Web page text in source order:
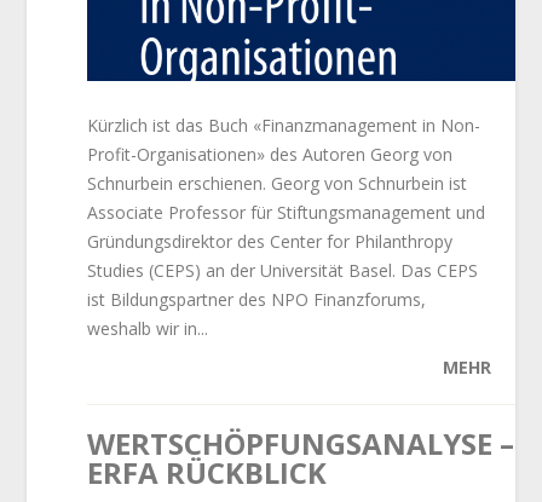
Kürzlich ist das Buch «Finanzmanagement in Non-
Profit-Organisationen» des Autoren Georg von
Schnurbein erschienen. Georg von Schnurbein ist
Associate Professor für Stiftungsmanagement und
Gründungsdirektor des Center for Philanthropy
Studies (CEPS) an der Universität Basel. Das CEPS
ist Bildungspartner des NPO Finanzforums,
weshalb wir in...
MEHR
WERTSCHÖPFUNGSANALYSE –
ERFA RÜCKBLICK